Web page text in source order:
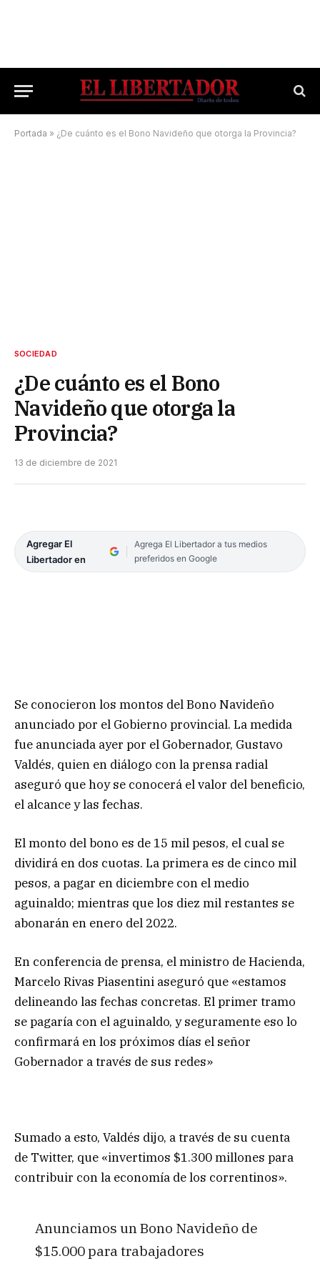
Portada » ¿De cuánto es el Bono Navideño que otorga la Provincia?
SOCIEDAD
¿De cuánto es el Bono
Navideño que otorga la
Provincia?
13 de diciembre de 2021
Agregar El
Libertador en
Agrega El Libertador a tus medios
preferidos en Google
Se conocieron los montos del Bono Navideño
anunciado por el Gobierno provincial. La medida
fue anunciada ayer por el Gobernador, Gustavo
Valdés, quien en diálogo con la prensa radial
aseguró que hoy se conocerá el valor del beneficio,
el alcance y las fechas.
El monto del bono es de 15 mil pesos, el cual se
dividirá en dos cuotas. La primera es de cinco mil
pesos, a pagar en diciembre con el medio
aguinaldo; mientras que los diez mil restantes se
abonarán en enero del 2022.
En conferencia de prensa, el ministro de Hacienda,
Marcelo Rivas Piasentini aseguró que «estamos
delineando las fechas concretas. El primer tramo
se pagaría con el aguinaldo, y seguramente eso lo
confirmará en los próximos días el señor
Gobernador a través de sus redes»
Sumado a esto, Valdés dijo, a través de su cuenta
de Twitter, que «invertimos $1.300 millones para
contribuir con la economía de los correntinos».
Anunciamos un Bono Navideño de
$15.000 para trabajadores